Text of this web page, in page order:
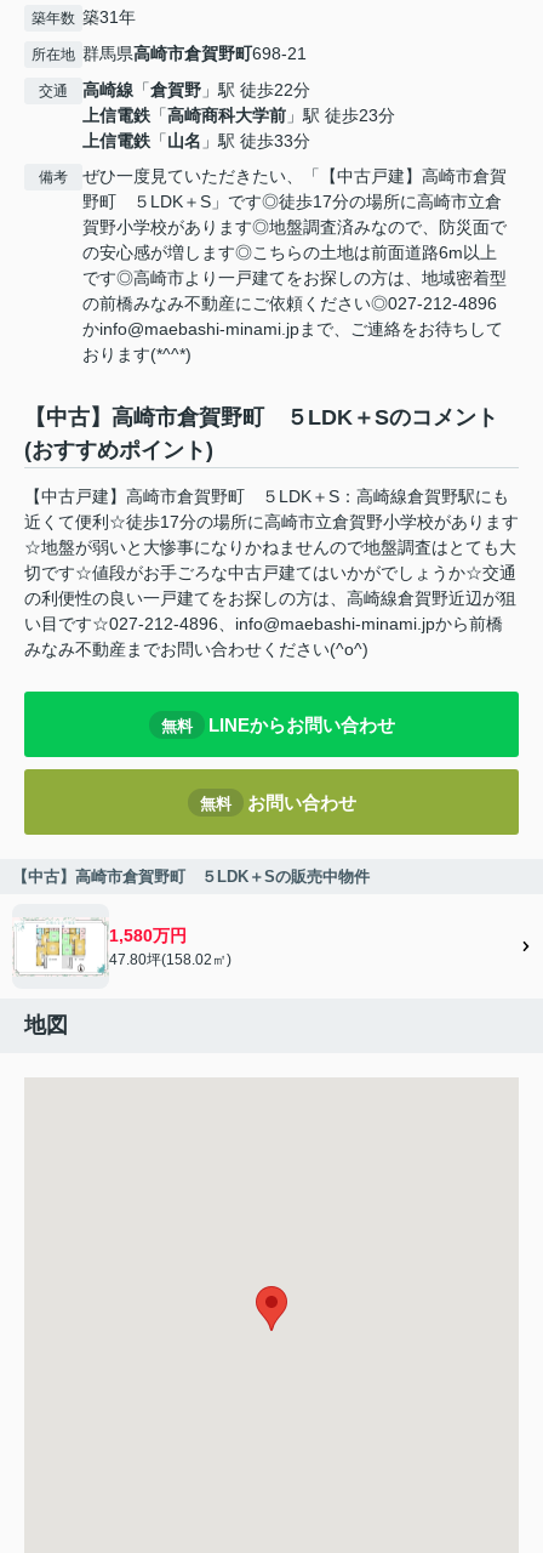
築年数 築31年
所在地 群馬県高崎市倉賀野町698‐21
交通 高崎線 「倉賀野 」駅 徒歩22分
上信電鉄 「高崎商科大学前 」駅 徒歩23分
上信電鉄 「山名 」駅 徒歩33分
備考
ぜひ一度見ていただきたい、「【中古戸建】高崎市倉賀
野町 ５LDK＋S」です◎徒歩17分の場所に高崎市立倉
賀野小学校があります◎地盤調査済みなので、防災面で
の安心感が増します◎こちらの土地は前面道路6m以上
です◎高崎市より一戸建てをお探しの方は、地域密着型
の前橋みなみ不動産にご依頼ください◎027-212-4896
かinfo@maebashi-minami.jpまで、ご連絡をお待ちして
おります(*^^*)
【中古】高崎市倉賀野町 ５LDK＋Sのコメント
(おすすめポイント)
【中古戸建】高崎市倉賀野町 ５LDK＋S：高崎線倉賀野駅にも
近くて便利☆徒歩17分の場所に高崎市立倉賀野小学校があります
☆地盤が弱いと大惨事になりかねませんので地盤調査はとても大
切です☆値段がお手ごろな中古戸建てはいかがでしょうか☆交通
の利便性の良い一戸建てをお探しの方は、高崎線倉賀野近辺が狙
い目です☆027-212-4896、info@maebashi-minami.jpから前橋
みなみ不動産までお問い合わせください(^o^)
無料 LINEからお問い合わせ
無料 お問い合わせ
【中古】高崎市倉賀野町 ５LDK＋Sの販売中物件
1,580万円
47.80坪(158.02㎡)
地図